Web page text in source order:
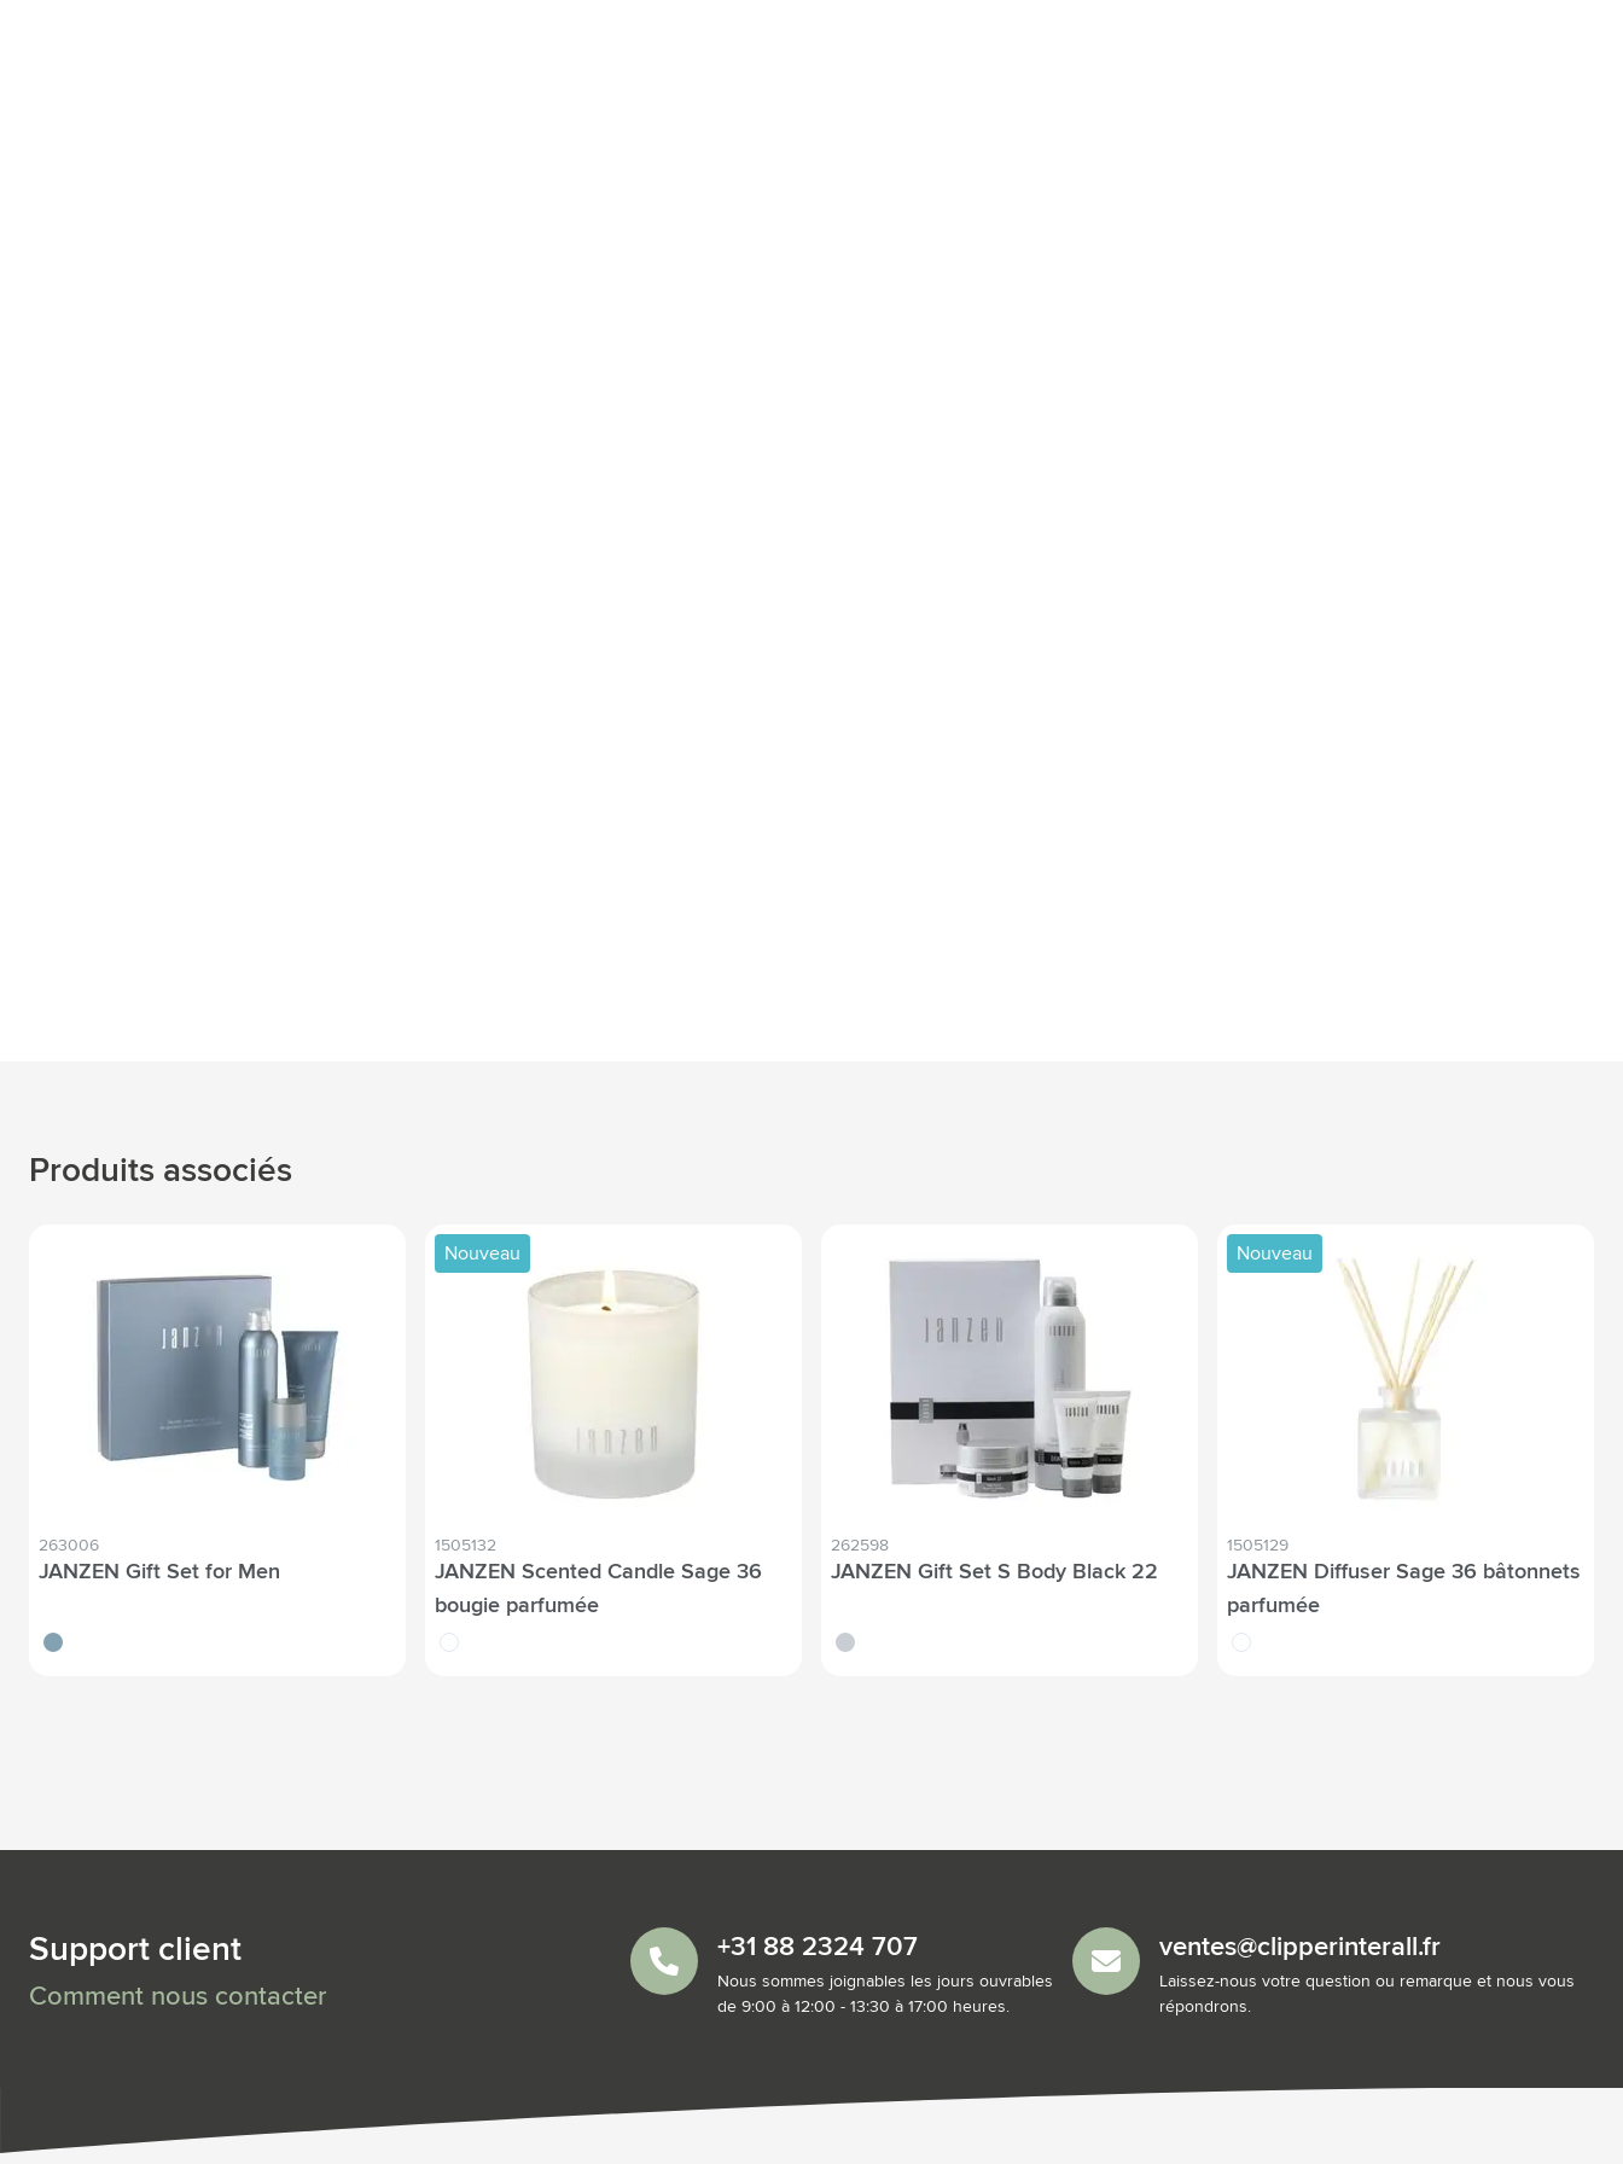
Produits associés
263006
JANZEN Gift Set for Men
bleu
Nouveau
1505132
JANZEN Scented Candle Sage 36
bougie parfumée
blanc
262598
JANZEN Gift Set S Body Black 22
blanc
Nouveau
1505129
JANZEN Diffuser Sage 36 bâtonnets
parfumée
blanc
Support client
Comment nous contacter
+31 88 2324 707
Nous sommes joignables les jours ouvrables
de 9:00 à 12:00 - 13:30 à 17:00 heures.
ventes@clipperinterall.fr
Laissez-nous votre question ou remarque et nous vous
répondrons.